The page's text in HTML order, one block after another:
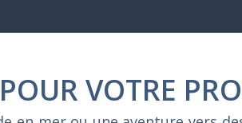
VOTRE